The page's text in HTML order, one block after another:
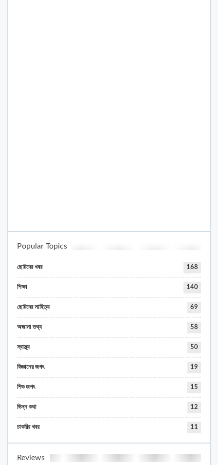
Popular Topics
ছোটদের খবর 168
শিক্ষা 140
ছোটদের সাহিত্য 69
অজানা তথ্য 58
স্বাস্থ্য 50
বিজ্ঞানের জগৎ 19
শিশু জগৎ 15
ভিন্ন কথা 12
চাকরির খবর 11
Reviews